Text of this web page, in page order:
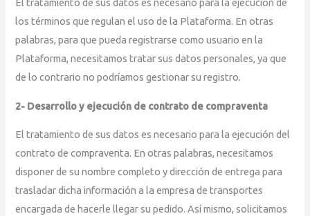
El tratamiento de sus datos es necesario para la ejecución de
los términos que regulan el uso de la Plataforma. En otras
palabras, para que pueda registrarse como usuario en la
Plataforma, necesitamos tratar sus datos personales, ya que
de lo contrario no podríamos gestionar su registro.
2- Desarrollo y ejecución de contrato de compraventa
El tratamiento de sus datos es necesario para la ejecución del
contrato de compraventa. En otras palabras, necesitamos
disponer de su nombre completo y dirección de entrega para
trasladar dicha información a la empresa de transportes
encargada de hacerle llegar su pedido. Así mismo, solicitamos